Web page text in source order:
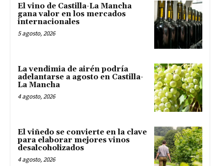
El vino de Castilla-La Mancha
gana valor en los mercados
internacionales
5 agosto, 2026
La vendimia de airén podría
adelantarse a agosto en Castilla-
La Mancha
4 agosto, 2026
El viñedo se convierte en la clave
para elaborar mejores vinos
desalcoholizados
4 agosto, 2026